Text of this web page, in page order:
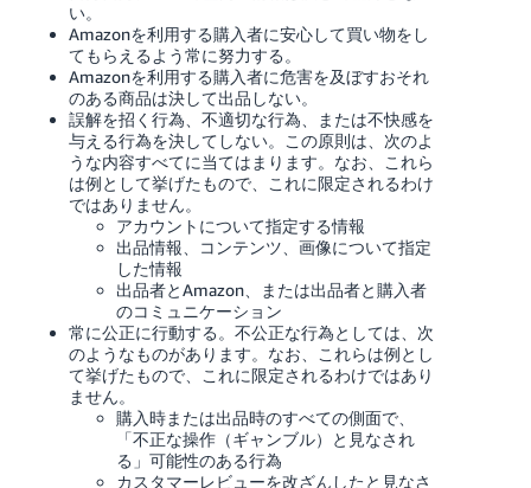
JP
English
- JP
さ
っ
そ
く
始
め
る
い。
Amazonを利用する購入者に安心して買い物をし
てもらえるよう常に努力する。
Amazonを利用する購入者に危害を及ぼすおそれ
のある商品は決して出品しない。
誤解を招く行為、不適切な行為、または不快感を
与える行為を決してしない。この原則は、次のよ
うな内容すべてに当てはまります。なお、これら
は例として挙げたもので、これに限定されるわけ
ではありません。
アカウントについて指定する情報
出品情報、コンテンツ、画像について指定
した情報
出品者とAmazon、または出品者と購入者
のコミュニケーション
常に公正に行動する。不公正な行為としては、次
のようなものがあります。なお、これらは例とし
て挙げたもので、これに限定されるわけではあり
ません。
購入時または出品時のすべての側面で、
「不正な操作（ギャンブル）と見なされ
る」可能性のある行為
カスタマーレビューを改ざんしたと見なさ